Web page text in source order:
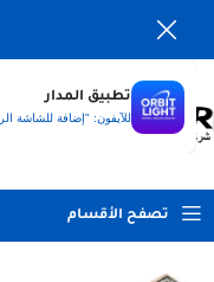
تطبيق المدار
للآيفون: "إضافة للشاشة
تصفح الأقسام